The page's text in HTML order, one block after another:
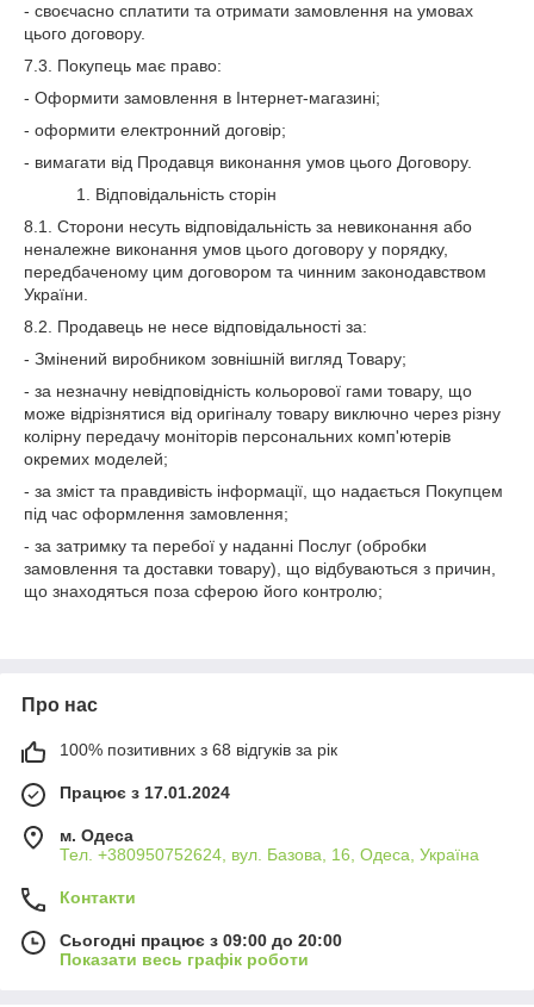
- своєчасно сплатити та отримати замовлення на умовах
цього договору.
7.3. Покупець має право:
- Оформити замовлення в Інтернет-магазині;
- оформити електронний договір;
- вимагати від Продавця виконання умов цього Договору.
1. Відповідальність сторін
8.1. Сторони несуть відповідальність за невиконання або
неналежне виконання умов цього договору у порядку,
передбаченому цим договором та чинним законодавством
України.
8.2. Продавець не несе відповідальності за:
- Змінений виробником зовнішній вигляд Товару;
- за незначну невідповідність кольорової гами товару, що
може відрізнятися від оригіналу товару виключно через різну
колірну передачу моніторів персональних комп'ютерів
окремих моделей;
- за зміст та правдивість інформації, що надається Покупцем
під час оформлення замовлення;
- за затримку та перебої у наданні Послуг (обробки
замовлення та доставки товару), що відбуваються з причин,
що знаходяться поза сферою його контролю;
Про нас
100% позитивних з 68 відгуків за рік
Працює з 17.01.2024
м. Одеса
Тел. +380950752624, вул. Базова, 16, Одеса, Україна
Контакти
Сьогодні працює з 09:00 до 20:00
Показати весь графік роботи